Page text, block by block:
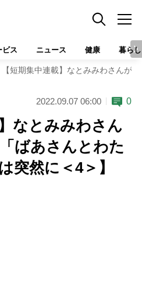
ビス ニュース 健康 暮らし
【短期集中連載】なとみみわさんが
2022.09.07 06:00 0
なとみみわさん
ばあさんとわた
突然に＜4＞】